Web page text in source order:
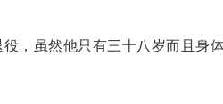
，虽然他只有三十八岁而且身